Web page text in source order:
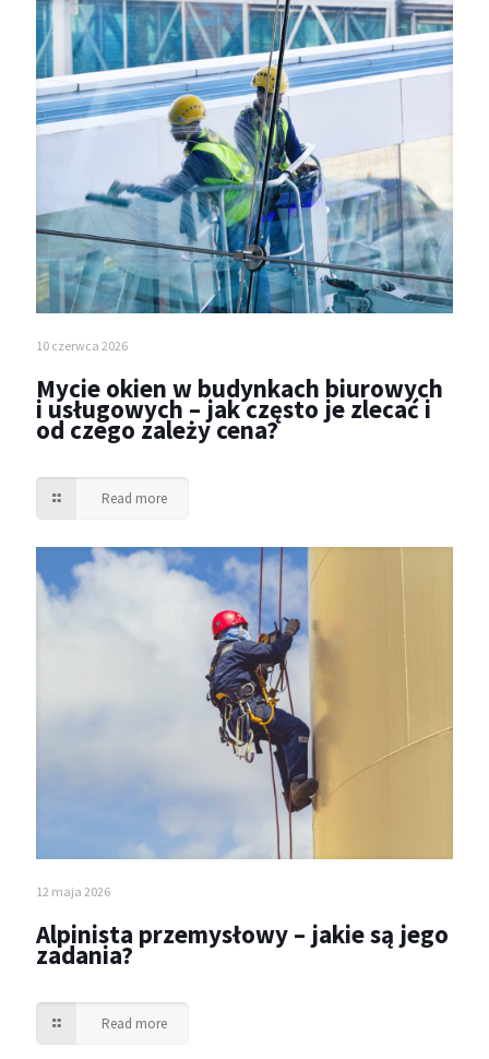
10 czerwca 2026
Mycie okien w budynkach biurowych
i usługowych – jak często je zlecać i
od czego zależy cena?
Read more
12 maja 2026
Alpinista przemysłowy – jakie są jego
zadania?
Read more